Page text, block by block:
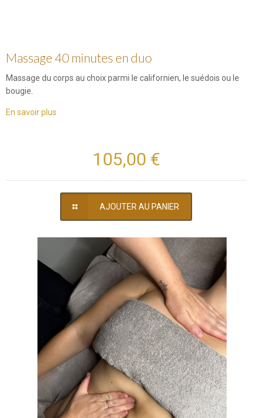
Massage 40 minutes en duo
Massage du corps au choix parmi le californien, le suédois ou le
bougie.
En savoir plus
105,00 €
AJOUTER AU PANIER